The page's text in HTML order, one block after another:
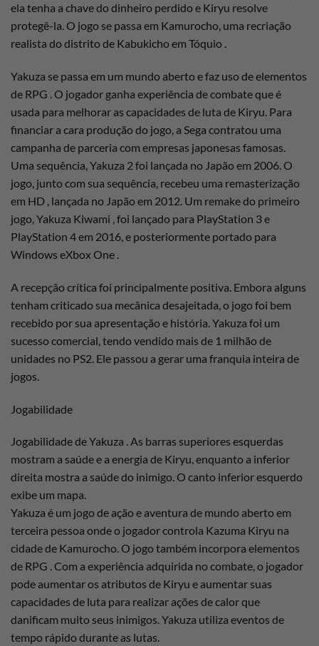
ela tenha a chave do dinheiro perdido e Kiryu resolve
protegê-la. O jogo se passa em Kamurocho, uma recriação
realista do distrito de Kabukicho em Tóquio .
Yakuza se passa em um mundo aberto e faz uso de elementos
de RPG . O jogador ganha experiência de combate que é
usada para melhorar as capacidades de luta de Kiryu. Para
financiar a cara produção do jogo, a Sega contratou uma
campanha de parceria com empresas japonesas famosas.
Uma sequência, Yakuza 2 foi lançada no Japão em 2006. O
jogo, junto com sua sequência, recebeu uma remasterização
em HD , lançada no Japão em 2012. Um remake do primeiro
jogo, Yakuza Kiwami , foi lançado para PlayStation 3 e
PlayStation 4 em 2016, e posteriormente portado para
Windows eXbox One .
A recepção crítica foi principalmente positiva. Embora alguns
tenham criticado sua mecânica desajeitada, o jogo foi bem
recebido por sua apresentação e história. Yakuza foi um
sucesso comercial, tendo vendido mais de 1 milhão de
unidades no PS2. Ele passou a gerar uma franquia inteira de
jogos.
Jogabilidade
Jogabilidade de Yakuza . As barras superiores esquerdas
mostram a saúde e a energia de Kiryu, enquanto a inferior
direita mostra a saúde do inimigo. O canto inferior esquerdo
exibe um mapa.
Yakuza é um jogo de ação e aventura de mundo aberto em
terceira pessoa onde o jogador controla Kazuma Kiryu na
cidade de Kamurocho. O jogo também incorpora elementos
de RPG . Com a experiência adquirida no combate, o jogador
pode aumentar os atributos de Kiryu e aumentar suas
capacidades de luta para realizar ações de calor que
danificam muito seus inimigos. Yakuza utiliza eventos de
tempo rápido durante as lutas.